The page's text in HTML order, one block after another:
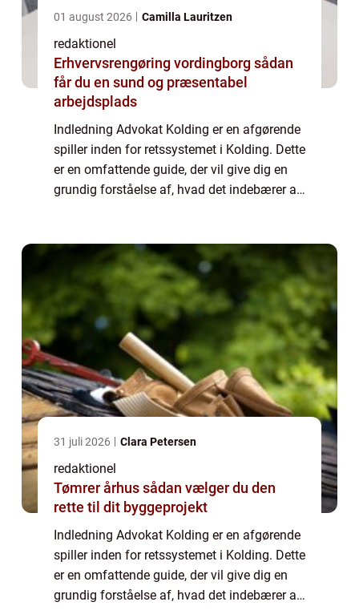
01 august 2026 Camilla Lauritzen
redaktionel
Erhvervsrengøring vordingborg sådan
får du en sund og præsentabel
arbejdsplads
Indledning Advokat Kolding er en afgørende
spiller inden for retssystemet i Kolding. Dette
er en omfattende guide, der vil give dig en
grundig forståelse af, hvad det indebærer at
31 juli 2026 Clara Petersen
redaktionel
Tømrer århus sådan vælger du den
rette til dit byggeprojekt
Indledning Advokat Kolding er en afgørende
spiller inden for retssystemet i Kolding. Dette
er en omfattende guide, der vil give dig en
grundig forståelse af, hvad det indebærer at